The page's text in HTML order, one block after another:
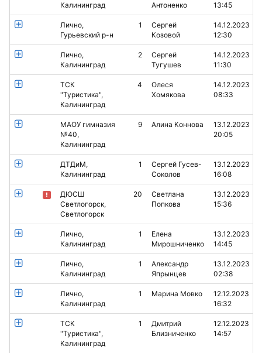
Калининград Антоненко 13:45
Лично,
Гурьевский р-н
1
Сергей
Козовой
14.12.2023
12:30
Лично,
Калининград
2
Сергей
Тугушев
14.12.2023
11:30
ТСК
"Туристика",
Калининград
4
Олеся
Хомякова
14.12.2023
08:33
МАОУ гимназия
№40,
Калининград
9 Алина Коннова
13.12.2023
20:05
ДТДиМ,
Калининград
1
Сергей Гусев-
Соколов
13.12.2023
16:08
ДЮСШ
Светлогорск,
Светлогорск
20
Светлана
Попкова
13.12.2023
15:36
Лично,
Калининград
1
Елена
Мирошниченко
13.12.2023
14:45
Лично,
Калининград
1
Александр
Япрынцев
13.12.2023
02:38
Лично,
Калининград
1 Марина Мовко
12.12.2023
16:32
ТСК
"Туристика",
Калининград
1
Дмитрий
Близниченко
12.12.2023
14:57